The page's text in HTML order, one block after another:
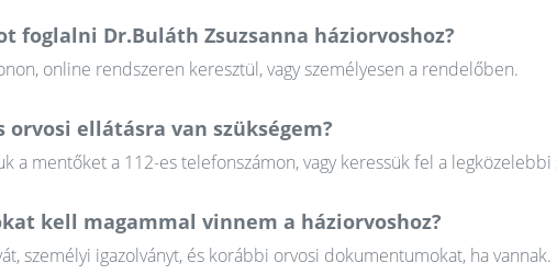
foglalni Dr.Buláth Zsuzsanna háziorvoshoz?
online rendszeren keresztül, vagy személyesen a rendelőben.
orvosi ellátásra van szükségem?
a mentőket a 112-es telefonszámon, vagy keressük fel a legközelebbi
kell magammal vinnem a háziorvoshoz?
személyi igazolványt, és korábbi orvosi dokumentumokat, ha vannak.